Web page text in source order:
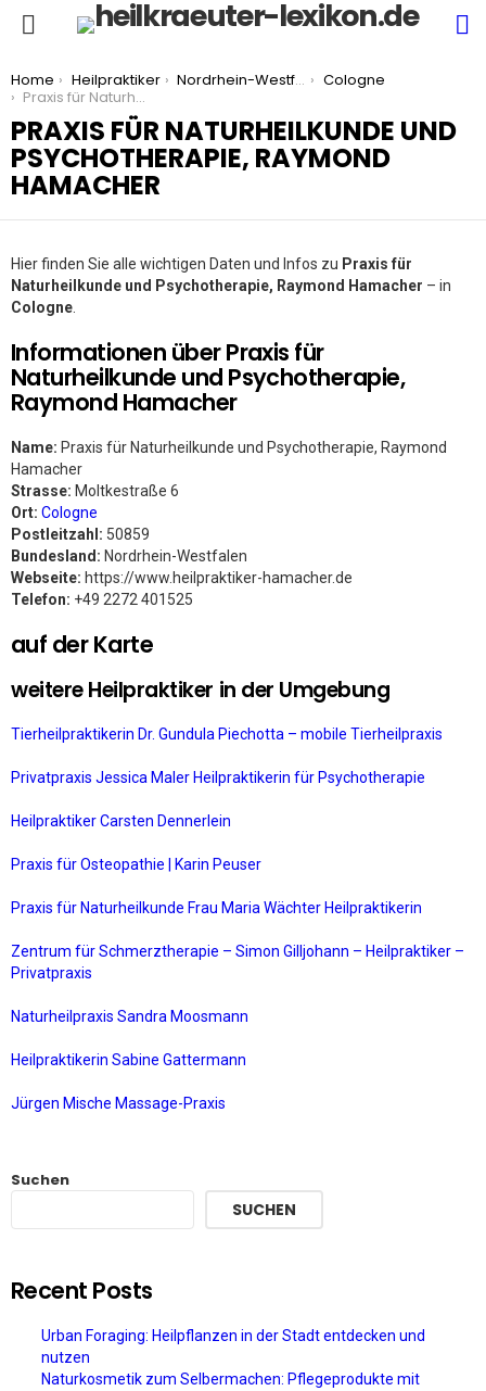
You are here:
Home Heilpraktiker Nordrhein-Westfalen
Cologne
Praxis für Naturheilkunde und Psychotherapie, Raymond Hamacher
PRAXIS FÜR NATURHEILKUNDE UND
PSYCHOTHERAPIE, RAYMOND
HAMACHER
Hier finden Sie alle wichtigen Daten und Infos zu Praxis für
Naturheilkunde und Psychotherapie, Raymond Hamacher – in
Cologne
Informationen über Praxis für
Naturheilkunde und Psychotherapie,
Raymond Hamacher
Name: Praxis für Naturheilkunde und Psychotherapie, Raymond
Hamacher
Strasse: Moltkestraße 6
Ort: Cologne
Postleitzahl: 50859
Bundesland: Nordrhein-Westfalen
Webseite: https://www.heilpraktiker-hamacher.de
Telefon: +49 2272 401525
auf der Karte
weitere Heilpraktiker in der Umgebung
Tierheilpraktikerin Dr. Gundula Piechotta – mobile Tierheilpraxis
Privatpraxis Jessica Maler Heilpraktikerin für Psychotherapie
Heilpraktiker Carsten Dennerlein
Praxis für Osteopathie | Karin Peuser
Praxis für Naturheilkunde Frau Maria Wächter Heilpraktikerin
Zentrum für Schmerztherapie – Simon Gilljohann – Heilpraktiker –
Privatpraxis
Naturheilpraxis Sandra Moosmann
Heilpraktikerin Sabine Gattermann
Jürgen Mische Massage-Praxis
Suchen
SUCHEN
Recent Posts
Urban Foraging: Heilpflanzen in der Stadt entdecken und
nutzen
Naturkosmetik zum Selbermachen: Pflegeprodukte mit